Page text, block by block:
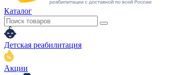
Каталог
Детская реабилитация
Акции